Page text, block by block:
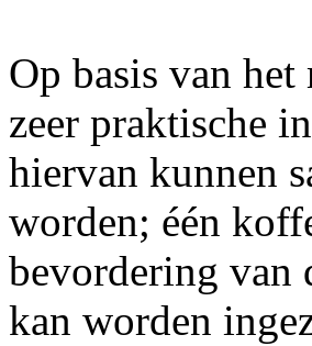
Op basis van
zeer praktische
hiervan kunnen
worden; één
bevordering van
kan worden